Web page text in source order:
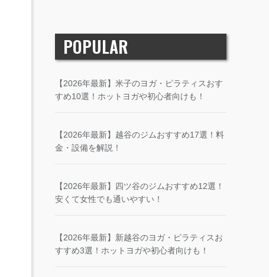
POPULAR
【2026年最新】米子のヨガ・ピラティスおす
すめ10選！ホットヨガや初心者向けも！
【2026年最新】越谷のジムおすすめ17選！料
金・設備を解説！
【2026年最新】四ツ谷のジムおすすめ12選！
安くて女性でも通いやすい！
【2026年最新】新越谷のヨガ・ピラティスお
すすめ3選！ホットヨガや初心者向けも！